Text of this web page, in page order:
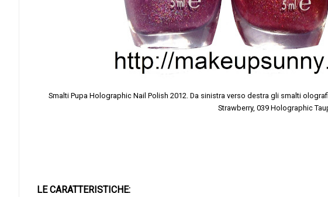
Smalti Pupa Holographic Nail Polish 2012. Da sinistra verso destra gli smalti
Strawberry, 039 Holographic
LE CARATTERISTICHE: